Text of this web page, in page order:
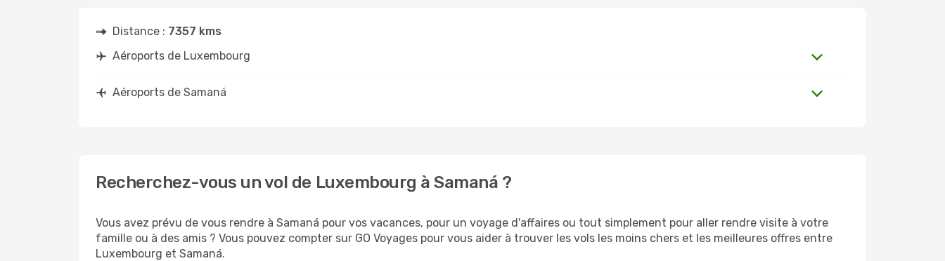
Distance : 7357 kms
Aéroports de Luxembourg
Aéroports de Samaná
Recherchez-vous un vol de Luxembourg à Samaná ?
Vous avez prévu de vous rendre à Samaná pour vos vacances, pour un voyage d'affaires ou tout simplement pour aller rendre visite à votre
famille ou à des amis ? Vous pouvez compter sur GO Voyages pour vous aider à trouver les vols les moins chers et les meilleures offres entre
Luxembourg et Samaná.